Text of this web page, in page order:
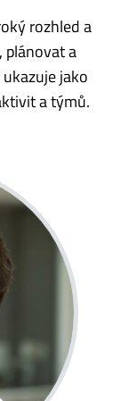
rozhled a
plánovat a
jako
a týmů.